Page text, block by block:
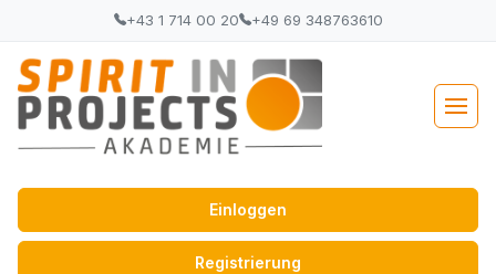
+43 1 714 00 20 +49 69 348763610
Einloggen
Registrierung